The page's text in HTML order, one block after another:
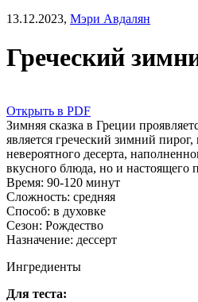
13.12.2023, Мэри Авдалян
Греческий
Открыть в PDF
Зимняя сказка в Греции
является греческий зимний
невероятного десерта,
вкусного блюда, но и настоящего
Время: 90-120 минут
Сложность: средняя
Способ: в духовке
Сезон: Рождество
Назначение: дессерт
Ингредиенты
Для теста: